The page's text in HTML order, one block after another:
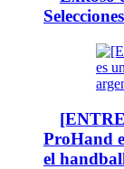
ProHand
el